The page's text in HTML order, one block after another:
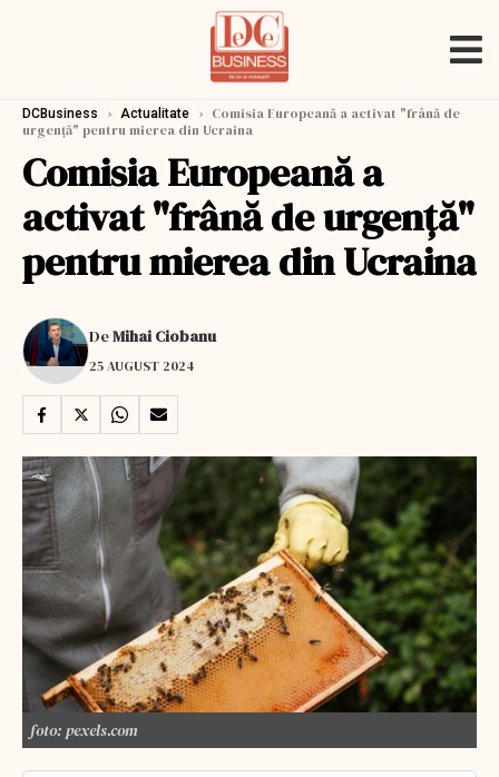
DCBusiness › Actualitate › Comisia Europeană a activat "frână de
urgenţă" pentru mierea din Ucraina
Comisia Europeană a
activat "frână de urgenţă"
pentru mierea din Ucraina
DeMihai Ciobanu
25 AUGUST 2024
foto: pexels.com